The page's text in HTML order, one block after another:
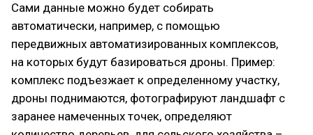
Сами данные можно будет собирать
автоматически, например, с помощью
передвижных автоматизированных комплексов,
на которых будут базироваться дроны. Пример:
комплекс подъезжает к определенному участку,
дроны поднимаются, фотографируют ландшафт с
заранее намеченных точек, определяют